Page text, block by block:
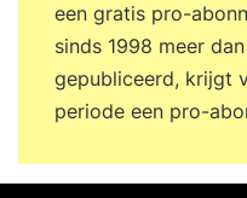
een gratis pro-
sinds 1998 meer
gepubliceerd, krijgt
periode een pro-